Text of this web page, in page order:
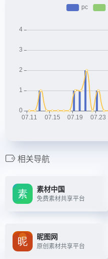
相关导航
素材中国
免费素材共享平台
昵图网
原创素材共享平台